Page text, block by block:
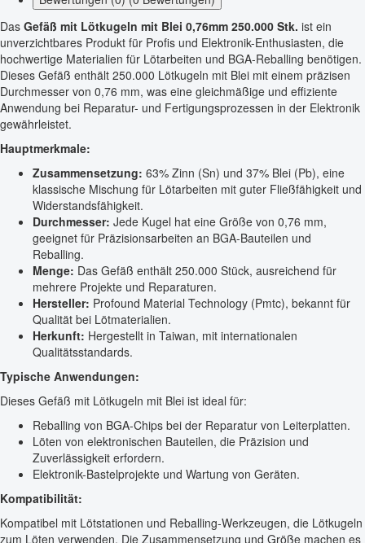
Das Gefäß mit Lötkugeln mit Blei 0,76mm 250.000 Stk. ist ein
unverzichtbares Produkt für Profis und Elektronik-Enthusiasten, die
hochwertige Materialien für Lötarbeiten und BGA-Reballing benötigen.
Dieses Gefäß enthält 250.000 Lötkugeln mit Blei mit einem präzisen
Durchmesser von 0,76 mm, was eine gleichmäßige und effiziente
Anwendung bei Reparatur- und Fertigungsprozessen in der Elektronik
gewährleistet.
Hauptmerkmale:
Zusammensetzung: 63% Zinn (Sn) und 37% Blei (Pb), eine
klassische Mischung für Lötarbeiten mit guter Fließfähigkeit und
Widerstandsfähigkeit.
Durchmesser: Jede Kugel hat eine Größe von 0,76 mm,
geeignet für Präzisionsarbeiten an BGA-Bauteilen und
Reballing.
Menge: Das Gefäß enthält 250.000 Stück, ausreichend für
mehrere Projekte und Reparaturen.
Hersteller: Profound Material Technology (Pmtc), bekannt für
Qualität bei Lötmaterialien.
Herkunft: Hergestellt in Taiwan, mit internationalen
Qualitätsstandards.
Typische Anwendungen:
Dieses Gefäß mit Lötkugeln mit Blei ist ideal für:
Reballing von BGA-Chips bei der Reparatur von Leiterplatten.
Löten von elektronischen Bauteilen, die Präzision und
Zuverlässigkeit erfordern.
Elektronik-Bastelprojekte und Wartung von Geräten.
Kompatibilität:
Kompatibel mit Lötstationen und Reballing-Werkzeugen, die Lötkugeln
zum Löten verwenden. Die Zusammensetzung und Größe machen es